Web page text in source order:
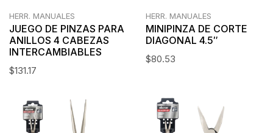
HERR. MANUALES
JUEGO DE PINZAS PARA
ANILLOS 4 CABEZAS
INTERCAMBIABLES
$131.17
HERR. MANUALES
MINIPINZA DE CORTE
DIAGONAL 4.5″
$80.53